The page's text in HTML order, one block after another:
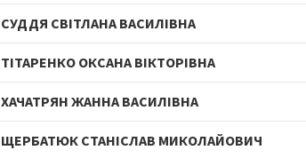
СУДДЯ СВІТЛАНА ВАСИЛІВНА
ТІТАРЕНКО ОКСАНА ВІКТОРІВНА
ХАЧАТРЯН ЖАННА ВАСИЛІВНА
ЩЕРБАТЮК СТАНІСЛАВ МИКОЛАЙОВИЧ